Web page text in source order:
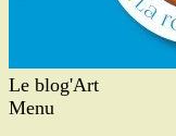
Le blog'Art
Menu